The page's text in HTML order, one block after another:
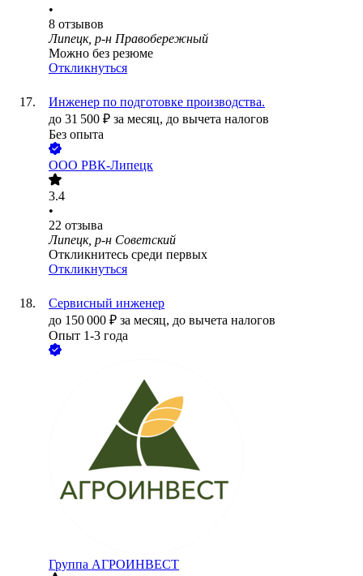
•
8 отзывов
Липецк, р-н Правобережный
Можно без резюме
Откликнуться
Инженер по подготовке производства.
до 31 500 ₽ за месяц, до вычета налогов
Без опыта
ООО РВК-Липецк
3.4
•
22 отзыва
Липецк, р-н Советский
Откликнитесь среди первых
Откликнуться
Сервисный инженер
до 150 000 ₽ за месяц, до вычета налогов
Опыт 1-3 года
Группа АГРОИНВЕСТ